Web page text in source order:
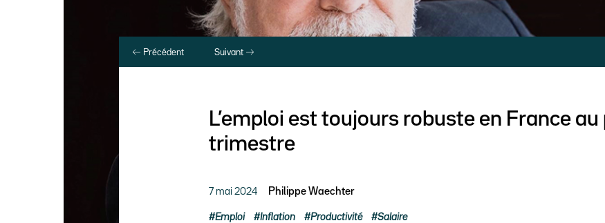
Précédent Suivant
L’emploi est toujours robuste en France
trimestre
7 mai 2024 Philippe Waechter
Emploi Inflation Productivité Salaire